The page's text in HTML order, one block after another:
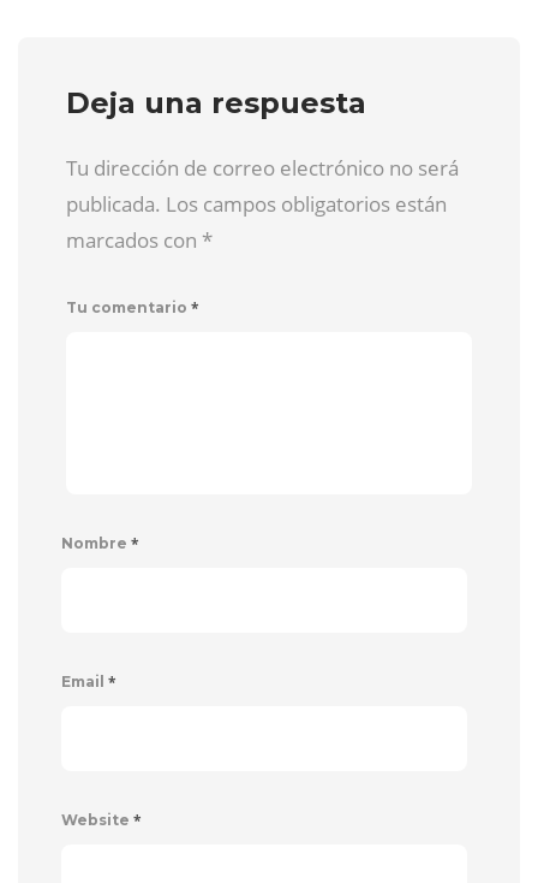
Deja una respuesta
Tu dirección de correo electrónico no será
publicada. Los campos obligatorios están
marcados con *
Tu comentario *
Nombre *
Email *
Website *